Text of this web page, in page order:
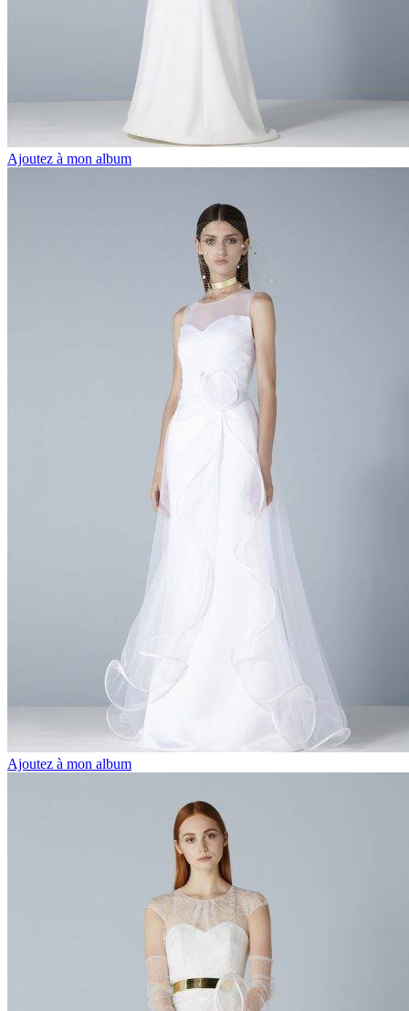
Ajoutez à mon album
Ajoutez à mon album